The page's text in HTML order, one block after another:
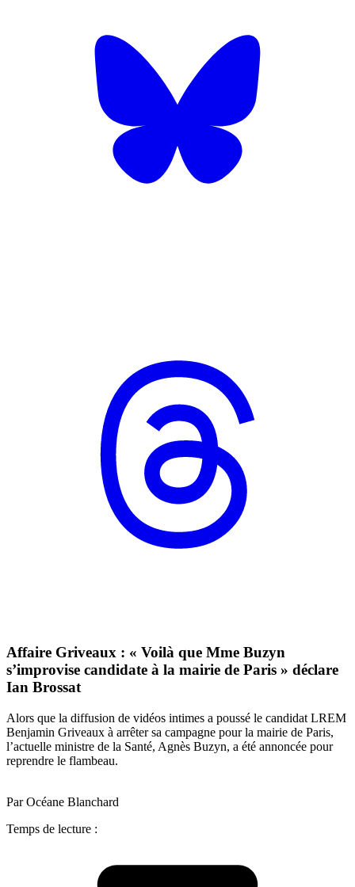
Affaire Griveaux : « Voilà que Mme Buzyn
s’improvise candidate à la mairie de Paris » déclare
Ian Brossat
Alors que la diffusion de vidéos intimes a poussé le candidat LREM
Benjamin Griveaux à arrêter sa campagne pour la mairie de Paris,
l’actuelle ministre de la Santé, Agnès Buzyn, a été annoncée pour
reprendre le flambeau.
Par Océane Blanchard
Temps de lecture :